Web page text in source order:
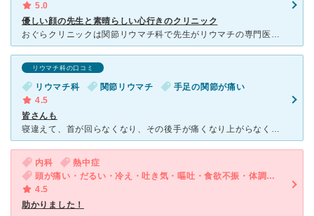
5.0
優しい顔の先生と素晴らしい心行きのクリニック
おぐらクリニックは関節リウマチ科で先生がリウマチの専門医です。その先生は市立函館病院でリウマチ科にいて、開業したクリニックみたいでリウマチの専門医なだけあり院内は全てバリアフリーなんです。 車椅子や
リウマチ科の口コミ
リウマチ科 関節リウマチ
手足の関節が痛い
4.5
皆さんも
寝違えて、首が回らなくなり、その後手が痛くなり上がらなくなり、整体にマッサージして貰ったら、手は上がるようになったら脚が痛くなり、重い物を持たない様にしてたら、ひどい痛みは無くなりましたが、手首のはれ
内科
熱中症
頭が痛い・だるい・冷え・吐き気・嘔吐・食欲不振・体調不良
4.5
助かりました！